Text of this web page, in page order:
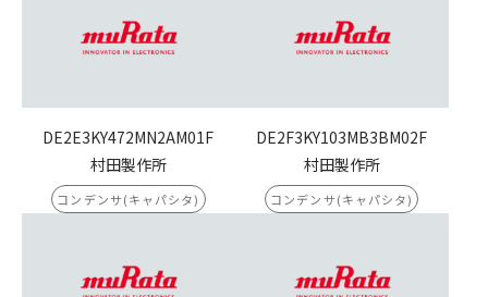
DE2E3KY472MN2AM01F
村田製作所
コンデンサ(キャパシタ)
DE2F3KY103MB3BM02F
村田製作所
コンデンサ(キャパシタ)